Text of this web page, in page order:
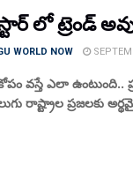
లో ట్రెండ్
WORLD NOW
కోపం వస్తే ఎలా
రాష్ట్రాల ప్రజలకు